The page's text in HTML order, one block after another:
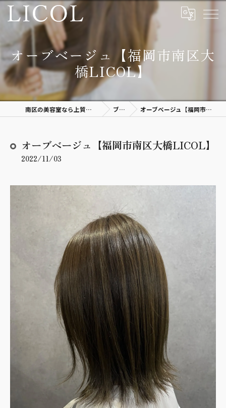
オーブベージュ【福岡市南区大
橋LICOL】
南区の美容室なら上質空間があるLICOL ブログ オーブベージュ【福岡市南区大橋LICOL】
オーブベージュ【福岡市南区大橋LICOL】
2022/11/03